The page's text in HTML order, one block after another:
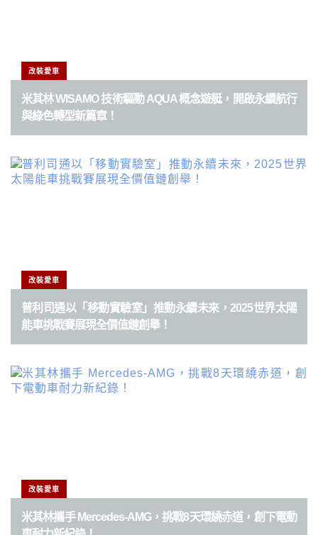
改裝愛車
米其林 WISAMO 技術驅動 AQUA 概念遊艇，開啟永續航行
與綠色轉型新篇章！
改裝愛車
普利司通以「移動實驗室」推動永續未來，2025世界太陽
能車挑戰賽展現全價值鏈創舉！
改裝愛車
米其林攜手 Mercedes-AMG，挑戰8天環繞赤道，創下電動